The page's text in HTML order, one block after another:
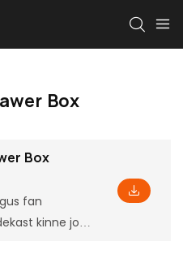
Box
Box
fan
kinne jo